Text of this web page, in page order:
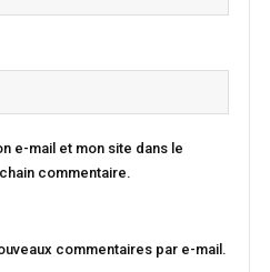
e-mail et mon site dans le
commentaire.
commentaires par e-mail.